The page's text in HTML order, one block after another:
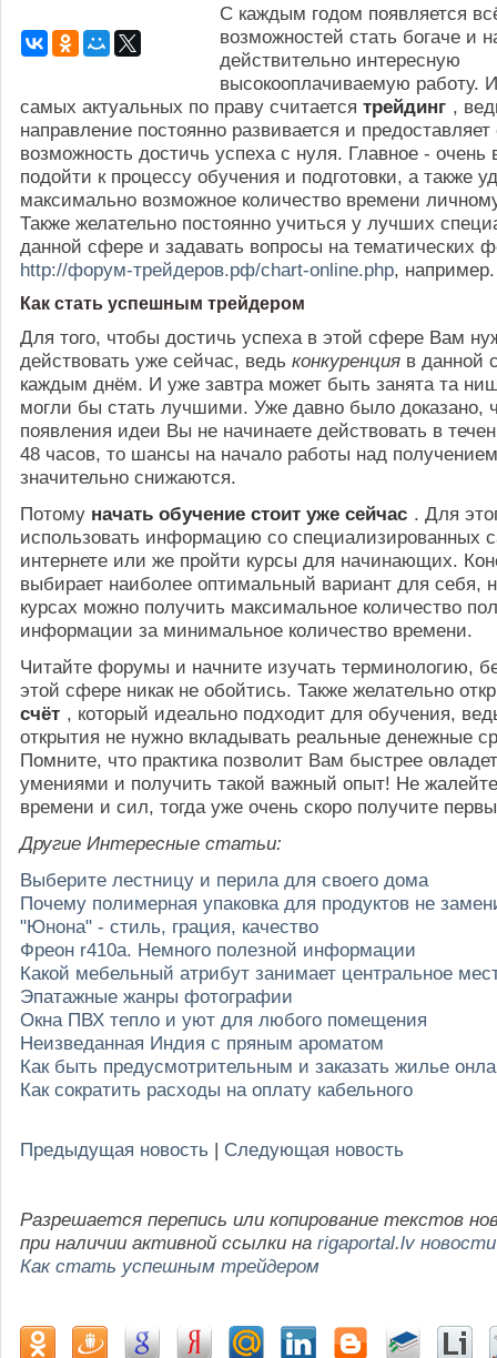
С каждым годом появляется
возможностей стать богаче и
действительно интересную
высокооплачиваемую работу.
самых актуальных по праву считается трейдинг ,
направление постоянно развивается и
возможность достичь успеха с нуля. Главное - очень
подойти к процессу обучения и подготовки, а также
максимально возможное количество времени
Также желательно постоянно учиться у лучших
данной сфере и задавать вопросы на тематических
http://форум-трейдеров.рф/chart-online.php,
Как стать успешным трейдером
Для того, чтобы достичь успеха в этой сфере Вам
действовать уже сейчас, ведь конкуренция в данной
каждым днём. И уже завтра может быть занята та
могли бы стать лучшими. Уже давно было доказано,
появления идеи Вы не начинаете действовать в
48 часов, то шансы на начало работы над
значительно снижаются.
Потому начать обучение стоит уже сейчас . Для
использовать информацию со специализированных
интернете или же пройти курсы для начинающих.
выбирает наиболее оптимальный вариант для себя,
курсах можно получить максимальное количество
информации за минимальное количество времени.
Читайте форумы и начните изучать терминологию,
этой сфере никак не обойтись. Также желательно
счёт , который идеально подходит для обучения,
открытия не нужно вкладывать реальные денежные
Помните, что практика позволит Вам быстрее
умениями и получить такой важный опыт! Не
времени и сил, тогда уже очень скоро получите
Другие Интересные статьи:
Выберите лестницу и перила для своего дома
Почему полимерная упаковка для продуктов не
"Юнона" - стиль, грация, качество
Фреон r410a. Немного полезной информации
Какой мебельный атрибут занимает центральное
Эпатажные жанры фотографии
Окна ПВХ тепло и уют для любого помещения
Неизведанная Индия с пряным ароматом
Как быть предусмотрительным и заказать жилье
Как сократить расходы на оплату кабельного
Предыдущая новость | Следующая новость
Разрешается перепись или копирование текстов
при наличии активной ссылки на rigaportal.lv новости
Как стать успешным трейдером